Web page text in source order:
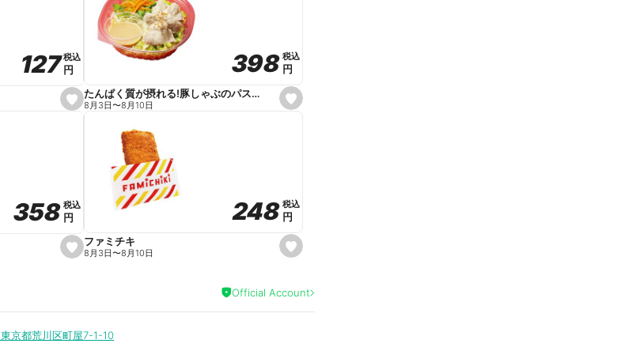
e
e
s
e
e
127
127税込
税込
円
円
s
e
e
398
398 税込
税込
円
円
たんぱく質が摂れる!豚しゃぶのパスタサラダ
8月3日〜8月10日
s
e
i
t
358
358税込
税込
円
円
s
e
a
248
248 税込
税込
円
円
ファミチキ
8月3日〜8月10日
Official Account
東京都荒川区町屋7-1-10